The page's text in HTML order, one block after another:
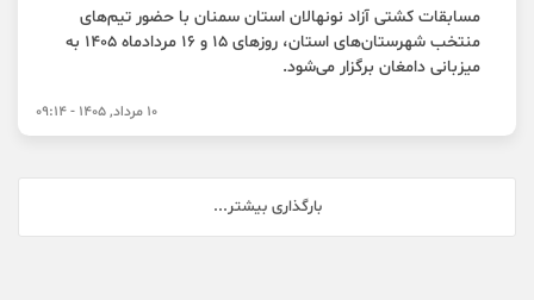
مسابقات کشتی آزاد نونهالان استان سمنان با حضور تیم‌های
منتخب شهرستان‌های استان، روزهای ۱۵ و ۱۶ مردادماه ۱۴۰۵ به
میزبانی دامغان برگزار می‌شود.
10 مرداد, 1405 - 09:14
بارگذاری بیشتر...